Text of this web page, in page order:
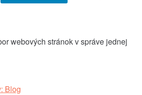
webových stránok v správe jednej
Blog